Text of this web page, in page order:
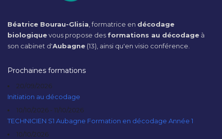
Béatrice Bourau-Glisia , formatrice en décodage
biologiquevous propose des formations au décodage à
son cabinet d'Aubagne (13), ainsi qu'en visio conférence.
Prochaines formations
20/09/2026
Initiation au décodage
10/10/2026 - 11/10/2026
TECHNICIEN S1 Aubagne Formation en décodage Année 1
10/10/2026